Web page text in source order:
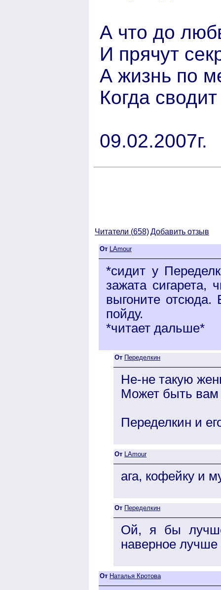
А что до
И прячут
А жизнь по
Когда
09.02.2007г.
Читатели (658)Добавить отзыв
От LAmour
*сидит у
зажата сигарета,
выгоните
пойду.
*читает дальше*
От Переделкин
Не-не такую
Может быть вам
Переделкин и
От LAmour
ага, кофейку и
От Переделкин
Ой, я бы
наверное
От Наталья Кротова